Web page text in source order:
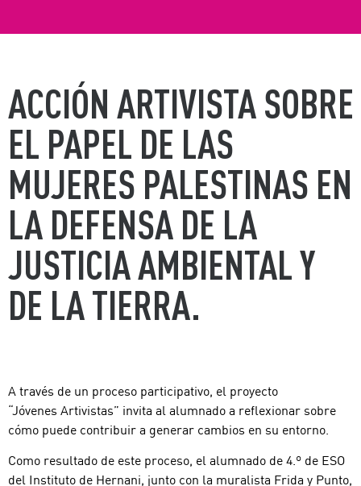
ACCIÓN ARTIVISTA SOBRE
EL PAPEL DE LAS
MUJERES PALESTINAS EN
LA DEFENSA DE LA
JUSTICIA AMBIENTAL Y
DE LA TIERRA.
A través de un proceso participativo, el proyecto
“Jóvenes Artivistas” invita al alumnado a reflexionar sobre
cómo puede contribuir a generar cambios en su entorno.
Como resultado de este proceso, el alumnado de 4.º de ESO
del Instituto de Hernani, junto con la muralista Frida y Punto,